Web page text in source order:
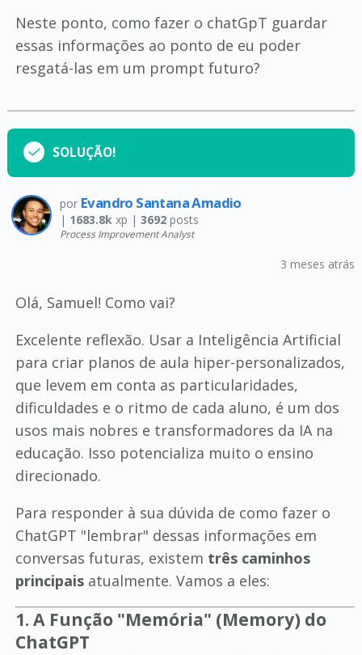
Neste ponto, como fazer o chatGpT guardar
essas informações ao ponto de eu poder
resgatá-las em um prompt futuro?
SOLUÇÃO!
por Evandro Santana Amadio
| 1683.8kxp | 3692posts
Process Improvement Analyst
3 meses atrás
Olá, Samuel! Como vai?
Excelente reflexão. Usar a Inteligência Artificial
para criar planos de aula hiper-personalizados,
que levem em conta as particularidades,
dificuldades e o ritmo de cada aluno, é um dos
usos mais nobres e transformadores da IA na
educação. Isso potencializa muito o ensino
direcionado.
Para responder à sua dúvida de como fazer o
ChatGPT "lembrar" dessas informações em
conversas futuras, existem três caminhos
principaisatualmente. Vamos a eles:
1. A Função "Memória" (Memory) do
ChatGPT